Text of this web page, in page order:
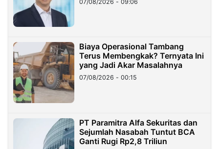
Miliar
07/08/2026 - 09:06
Biaya Operasional Tambang
Terus Membengkak? Ternyata Ini
yang Jadi Akar Masalahnya
07/08/2026 - 00:15
PT Paramitra Alfa Sekuritas dan
Sejumlah Nasabah Tuntut BCA
Ganti Rugi Rp2,8 Triliun